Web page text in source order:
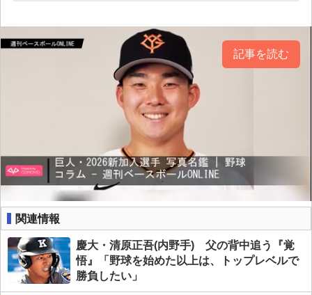
記事を読む
関連情報
慶大・清原正吾(内野手) 父の背中追う『覚
悟』「野球を始めた以上は、トップレベルで
勝負したい」